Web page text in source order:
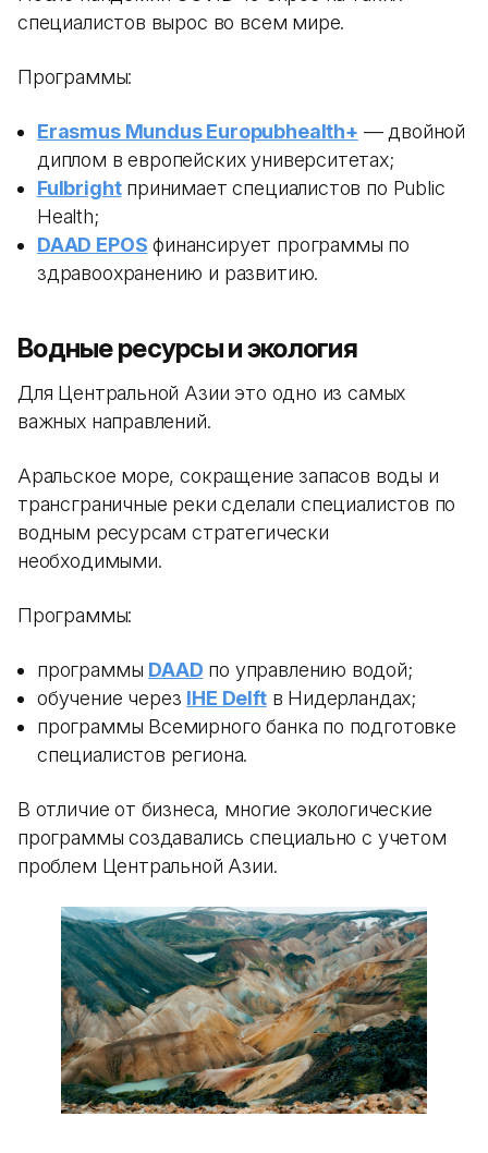
специалистов вырос во всем мире.
Программы:
Erasmus Mundus Europubhealth+ — двойной
диплом в европейских университетах;
Fulbrightпринимает специалистов по Public
Health;
DAAD EPOS финансирует программы по
здравоохранению и развитию.
Водные ресурсы и экология
Для Центральной Азии это одно из самых
важных направлений.
Аральское море, сокращение запасов воды и
трансграничные реки сделали специалистов по
водным ресурсам стратегически
необходимыми.
Программы:
программы DAAD по управлению водой;
обучение через IHE Delftв Нидерландах;
программы Всемирного банка по подготовке
специалистов региона.
В отличие от бизнеса, многие экологические
программы создавались специально с учетом
проблем Центральной Азии.